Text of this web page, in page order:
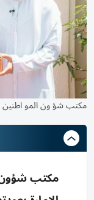
مكتب شؤ ون المو اطنين
مكتب شؤون